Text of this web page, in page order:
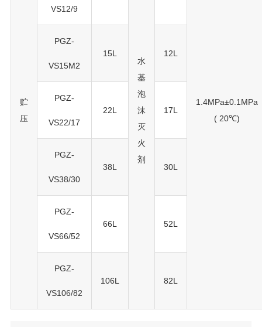
贮
压
水
基
泡
沫
灭
火
剂
1.4MPa±0.1MPa
( 20℃)
VS12/9
PGZ-
VS15M2
15L 12L
PGZ-
VS22/17
22L 17L
PGZ-
VS38/30
38L 30L
PGZ-
VS66/52
66L 52L
PGZ-
VS106/82
106L 82L